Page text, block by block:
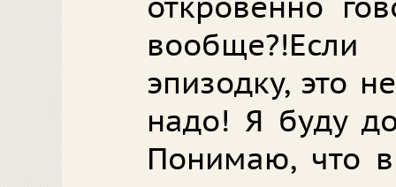
откровенно
эпизодку, это
надо! Я буду
Понимаю, что